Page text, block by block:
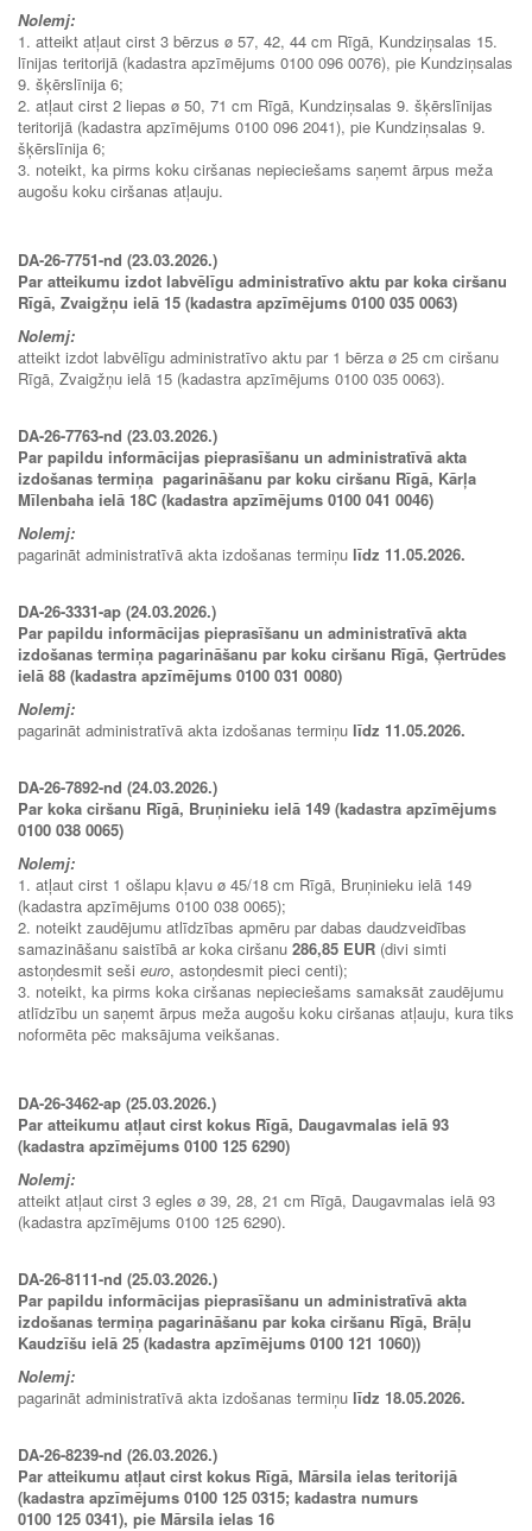
Nolemj:
1. atteikt atļaut cirst 3 bērzus ø 57, 42, 44 cm Rīgā, Kundziņsalas 15.
līnijas teritorijā (kadastra apzīmējums 0100 096 0076), pie Kundziņsalas
9. šķērslīnija 6;
2. atļaut cirst 2 liepas ø 50, 71 cm Rīgā, Kundziņsalas 9. šķērslīnijas
teritorijā (kadastra apzīmējums 0100 096 2041), pie Kundziņsalas 9.
šķērslīnija 6;
3. noteikt, ka pirms koku ciršanas nepieciešams saņemt ārpus meža
augošu koku ciršanas atļauju.
DA-26-7751-nd (23.03.2026.)
Par atteikumu izdot labvēlīgu administratīvo aktu par koka ciršanu
Rīgā, Zvaigžņu ielā 15 (kadastra apzīmējums 0100 035 0063)
Nolemj:
atteikt izdot labvēlīgu administratīvo aktu par 1 bērza ø 25 cm ciršanu
Rīgā, Zvaigžņu ielā 15 (kadastra apzīmējums 0100 035 0063).
DA-26-7763-nd (23.03.2026.)
Par papildu informācijas pieprasīšanu un administratīvā akta
izdošanas termiņa pagarināšanu par koku ciršanu Rīgā, Kārļa
Mīlenbaha ielā 18C (kadastra apzīmējums 0100 041 0046)
Nolemj:
pagarināt administratīvā akta izdošanas termiņu līdz 11.05.2026.
DA-26-3331-ap (24.03.2026.)
Par papildu informācijas pieprasīšanu un administratīvā akta
izdošanas termiņa pagarināšanu par koku ciršanu Rīgā, Ģertrūdes
ielā 88 (kadastra apzīmējums 0100 031 0080)
Nolemj:
pagarināt administratīvā akta izdošanas termiņu līdz 11.05.2026.
DA-26-7892-nd (24.03.2026.)
Par koka ciršanu Rīgā, Bruņinieku ielā 149 (kadastra apzīmējums
0100 038 0065)
Nolemj:
1. atļaut cirst 1 ošlapu kļavu ø 45/18 cm Rīgā, Bruņinieku ielā 149
(kadastra apzīmējums 0100 038 0065);
2. noteikt zaudējumu atlīdzības apmēru par dabas daudzveidības
samazināšanu saistībā ar koka ciršanu 286,85 EUR (divi simti
astoņdesmit seši euro, astoņdesmit pieci centi);
3. noteikt, ka pirms koka ciršanas nepieciešams samaksāt zaudējumu
atlīdzību un saņemt ārpus meža augošu koku ciršanas atļauju, kura tiks
noformēta pēc maksājuma veikšanas.
DA-26-3462-ap (25.03.2026.)
Par atteikumu atļaut cirst kokus Rīgā, Daugavmalas ielā 93
(kadastra apzīmējums 0100 125 6290)
Nolemj:
atteikt atļaut cirst 3 egles ø 39, 28, 21 cm Rīgā, Daugavmalas ielā 93
(kadastra apzīmējums 0100 125 6290).
DA-26-8111-nd (25.03.2026.)
Par papildu informācijas pieprasīšanu un administratīvā akta
izdošanas termiņa pagarināšanu par koka ciršanu Rīgā, Brāļu
Kaudzīšu ielā 25 (kadastra apzīmējums 0100 121 1060))
Nolemj:
pagarināt administratīvā akta izdošanas termiņu līdz 18.05.2026.
DA-26-8239-nd (26.03.2026.)
Par atteikumu atļaut cirst kokus Rīgā, Mārsila ielas teritorijā
(kadastra apzīmējums 0100 125 0315; kadastra numurs
0100 125 0341), pie Mārsila ielas 16